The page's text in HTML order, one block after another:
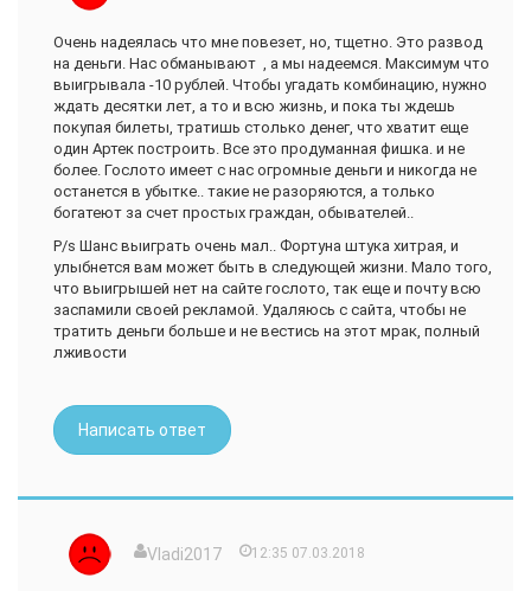
Очень надеялась что мне повезет, но, тщетно. Это развод
на деньги. Нас обманывают , а мы надеемся. Максимум что
выигрывала -10 рублей. Чтобы угадать комбинацию, нужно
ждать десятки лет, а то и всю жизнь, и пока ты ждешь
покупая билеты, тратишь столько денег, что хватит еще
один Артек построить. Все это продуманная фишка. и не
более. Гослото имеет с нас огромные деньги и никогда не
останется в убытке.. такие не разоряются, а только
богатеют за счет простых граждан, обывателей..
P/s Шанс выиграть очень мал.. Фортуна штука хитрая, и
улыбнется вам может быть в следующей жизни. Мало того,
что выигрышей нет на сайте гослото, так еще и почту всю
заспамили своей рекламой. Удаляюсь с сайта, чтобы не
тратить деньги больше и не вестись на этот мрак, полный
лживости
Написать ответ
Vladi2017 12:35 07.03.2018